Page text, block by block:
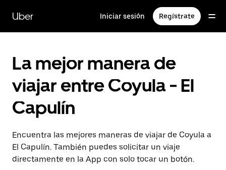
contenido
principal
Uber Iniciar sesión Regístrate
La mejor manera de
viajar entre Coyula - El
Capulín
Encuentra las mejores maneras de viajar de Coyula a
El Capulín. También puedes solicitar un viaje
directamente en la App con solo tocar un botón.